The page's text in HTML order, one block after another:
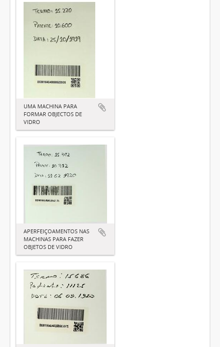
UMA MACHINA PARA
FORMAR OBJECTOS DE
VIDRO
APERFEIÇOAMENTOS NAS
MACHINAS PARA FAZER
OBJETOS DE VIDRO